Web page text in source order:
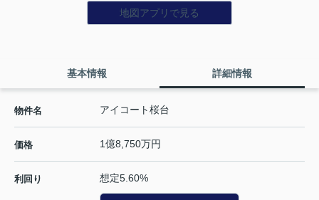
地図アプリで見る
基本情報 詳細情報
物件名 アイコート桜台
価格 1億8,750万円
利回り 想定5.60%